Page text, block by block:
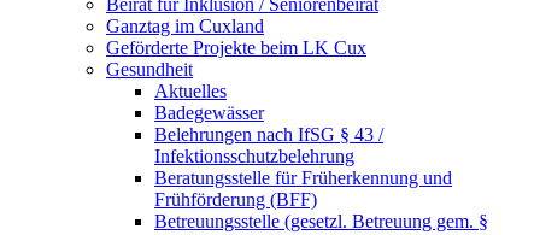
Beirat für Inklusion / Seniorenbeirat
Ganztag im Cuxland
Geförderte Projekte beim LK Cux
Gesundheit
Aktuelles
Badegewässer
Belehrungen nach IfSG § 43 /
Infektionsschutzbelehrung
Beratungsstelle für Früherkennung und
Frühförderung (BFF)
Betreuungsstelle (gesetzl. Betreuung gem. §